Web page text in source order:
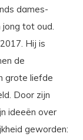
dames-
jong tot oud.
Hij is
de
grote liefde
Door zijn
ideeën over
geworden: